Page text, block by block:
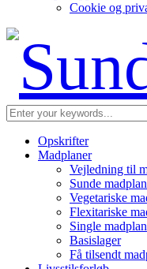
Cookie og
Opskrifter
Madplaner
Vejledning til
Sunde
Vegetariske
Flexitariske
Single madplan
Basislager
Få tilsendt